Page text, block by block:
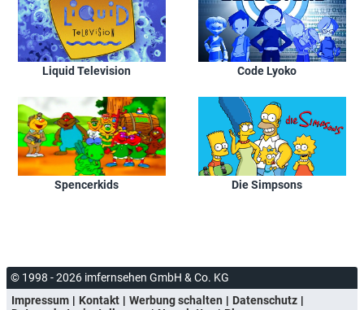
Liquid Television Code Lyoko
Spencerkids Die Simpsons
© 1998 - 2026 imfernsehen GmbH & Co. KG
Impressum
Kontakt Werbung schalten
Datenschutz